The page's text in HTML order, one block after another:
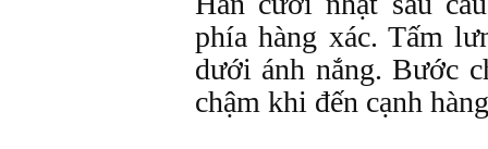
phía hàng xác. Tấm
dưới ánh nắng. Bước
chậm khi đến cạnh